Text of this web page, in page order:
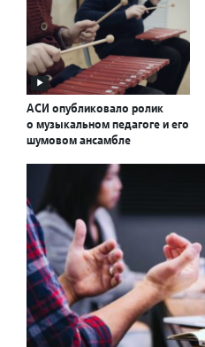
АСИ опубликовало ролик
о музыкальном педагоге и его
шумовом ансамбле